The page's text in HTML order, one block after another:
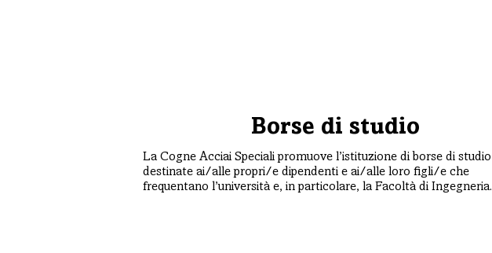
Borse di studio
La Cogne Acciai Speciali promuove l’istituzione di borse di studio
destinate ai/alle propri/e dipendenti e ai/alle loro figli/e che
frequentano l’università e, in particolare, la Facoltà di Ingegneria.